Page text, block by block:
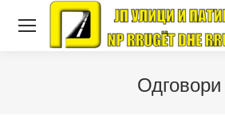
Одговори